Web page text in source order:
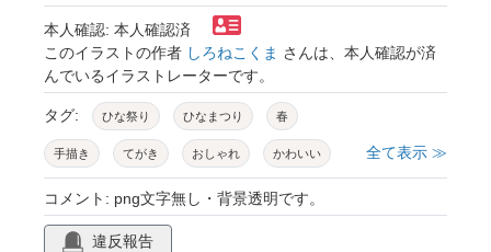
本人確認: 本人確認済
このイラストの作者 しろねこくま さんは、本人確認が済
んでいるイラストレーターです。
タグ: ひな祭り ひなまつり 春
手描き てがき おしゃれ かわいい
やさしい タイトル 見出し フレーム
飾り 囲み 装飾
全て表示 ≫
コメント: png文字無し・背景透明です。
違反報告